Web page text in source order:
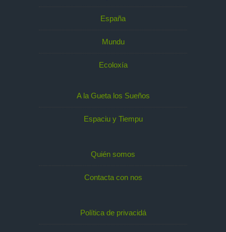
España
Mundu
Ecoloxía
A la Gueta los Sueños
Espaciu y Tiempu
Quién somos
Contacta con nos
Política de privacidá